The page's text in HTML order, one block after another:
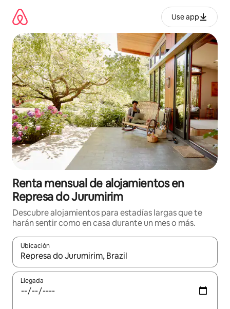
contenido
Use app
Renta mensual de alojamientos en
Represa do Jurumirim
Descubre alojamientos para estadías largas que te
harán sentir como en casa durante un mes o más.
Ubicación
Cuando los resultados estén disponibles, navega con las
Llegada